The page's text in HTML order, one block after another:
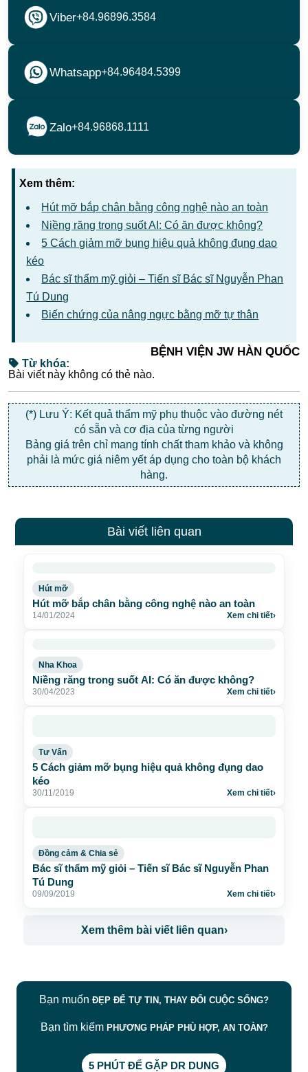
Viber+84.96896.3584
Whatsapp+84.96484.5399
Zalo+84.96868.1111
Xem thêm:
Hút mỡ bắp chân bằng công nghệ nào an toàn
Niềng răng trong suốt AI: Có ăn được không?
5 Cách giảm mỡ bụng hiệu quả không đụng dao
kéo
Bác sĩ thẩm mỹ giỏi – Tiến sĩ Bác sĩ Nguyễn Phan
Tú Dung
Biến chứng của nâng ngực bằng mỡ tự thân
BỆNH VIỆN JW HÀN QUỐC
Từ khóa:
Bài viết này không có thẻ nào.
(*) Lưu Ý: Kết quả thẩm mỹ phụ thuộc vào đường nét
có sẵn và cơ địa của từng người
Bảng giá trên chỉ mang tính chất tham khảo và không
phải là mức giá niêm yết áp dụng cho toàn bộ khách
hàng.
Bài viết liên quan
Hút mỡ
Hút mỡ bắp chân bằng công nghệ nào an toàn
14/01/2024 Xem chi tiết›
Nha Khoa
Niềng răng trong suốt AI: Có ăn được không?
30/04/2023 Xem chi tiết›
Tư Vấn
5 Cách giảm mỡ bụng hiệu quả không đụng dao
kéo
30/11/2019 Xem chi tiết›
Đồng cảm & Chia sẻ
Bác sĩ thẩm mỹ giỏi – Tiến sĩ Bác sĩ Nguyễn Phan
Tú Dung
09/09/2019 Xem chi tiết›
Xem thêm bài viết liên quan›
Bạn muốn ĐẸP ĐỂ TỰ TIN, THAY ĐỔI CUỘC SỐNG?
Bạn tìm kiếm PHƯƠNG PHÁP PHÙ HỢP, AN TOÀN?
5 PHÚT ĐỂ GẶP DR DUNG